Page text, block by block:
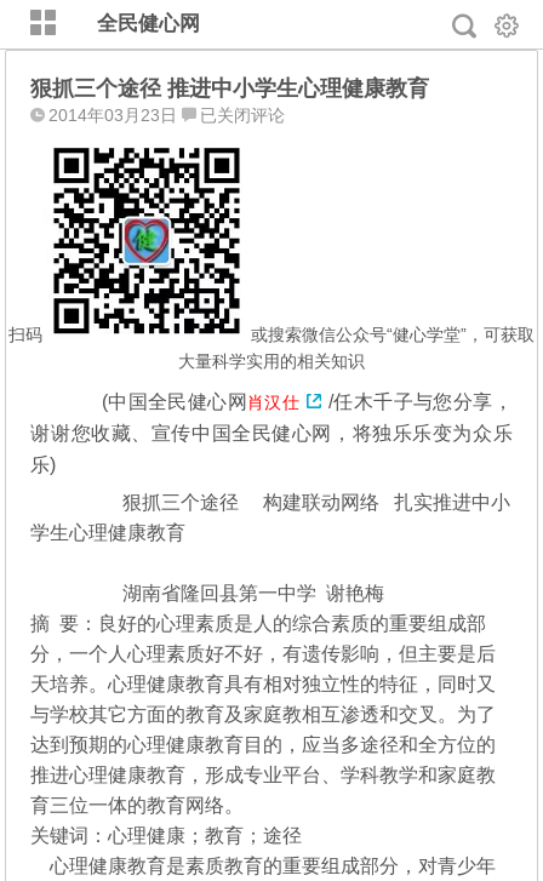
全民健心网
狠抓三个途径 推进中小学生心理健康教育
2014年03月23日
狠
三
个
途
径
推
进
中
小
生
心
康
已关闭评论
扫码
或搜索微信公众号“健心学堂”，可获取
大量科学实用的相关知识
(中国全民健心网 肖汉仕
/任木千子与您分享，
谢谢您收藏、宣传中国全民健心网，将独乐乐变为众乐
乐)
狠抓三个途径 构建联动网络 扎实推进中小
学生心理健康教育
湖南省隆回县第一中学 谢艳梅
摘 要：良好的心理素质是人的综合素质的重要组成部
分，一个人心理素质好不好，有遗传影响，但主要是后
天培养。心理健康教育具有相对独立性的特征，同时又
与学校其它方面的教育及家庭教相互渗透和交叉。为了
达到预期的心理健康教育目的，应当多途径和全方位的
推进心理健康教育，形成专业平台、学科教学和家庭教
育三位一体的教育网络。
关键词：心理健康；教育；途径
心理健康教育是素质教育的重要组成部分，对青少年